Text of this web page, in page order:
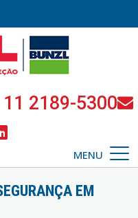
11 2189-5300
MENU
EM